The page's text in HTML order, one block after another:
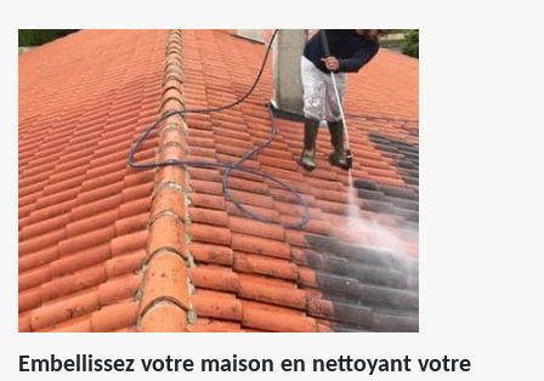
Embellissez votre maison en nettoyant votre